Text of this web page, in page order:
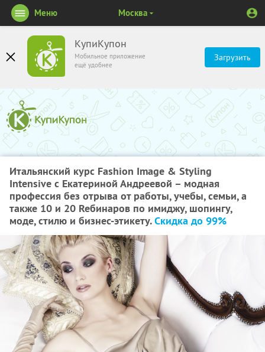
КупиКупон
Мобильное приложение
ещё удобнее
Загрузить
Меню Москва
Итальянский курс Fashion Image & Styling
Intensive с Екатериной Андреевой – модная
профессия без отрыва от работы, учебы, семьи, а
также 10 и 20 Reбинаров по имиджу, шопингу,
моде, стилю и бизнес-этикету.Скидка до 99%